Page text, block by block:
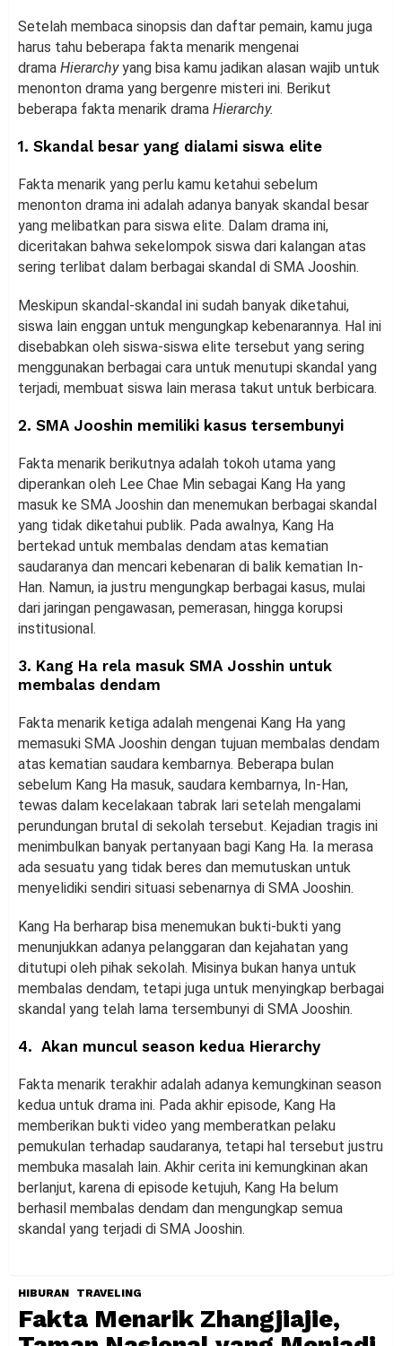
Setelah membaca sinopsis dan daftar pemain, kamu juga
harus tahu beberapa fakta menarik mengenai
drama Hierarchyyang bisa kamu jadikan alasan wajib untuk
menonton drama yang bergenre misteri ini. Berikut
beberapa fakta menarik drama Hierarchy.
1. Skandal besar yang dialami siswa elite
Fakta menarik yang perlu kamu ketahui sebelum
menonton drama ini adalah adanya banyak skandal besar
yang melibatkan para siswa elite. Dalam drama ini,
diceritakan bahwa sekelompok siswa dari kalangan atas
sering terlibat dalam berbagai skandal di SMA Jooshin.
Meskipun skandal-skandal ini sudah banyak diketahui,
siswa lain enggan untuk mengungkap kebenarannya. Hal ini
disebabkan oleh siswa-siswa elite tersebut yang sering
menggunakan berbagai cara untuk menutupi skandal yang
terjadi, membuat siswa lain merasa takut untuk berbicara.
2. SMA Jooshin memiliki kasus tersembunyi
Fakta menarik berikutnya adalah tokoh utama yang
diperankan oleh Lee Chae Min sebagai Kang Ha yang
masuk ke SMA Jooshin dan menemukan berbagai skandal
yang tidak diketahui publik. Pada awalnya, Kang Ha
bertekad untuk membalas dendam atas kematian
saudaranya dan mencari kebenaran di balik kematian In-
Han. Namun, ia justru mengungkap berbagai kasus, mulai
dari jaringan pengawasan, pemerasan, hingga korupsi
institusional.
3. Kang Ha rela masuk SMA Josshin untuk
membalas dendam
Fakta menarik ketiga adalah mengenai Kang Ha yang
memasuki SMA Jooshin dengan tujuan membalas dendam
atas kematian saudara kembarnya. Beberapa bulan
sebelum Kang Ha masuk, saudara kembarnya, In-Han,
tewas dalam kecelakaan tabrak lari setelah mengalami
perundungan brutal di sekolah tersebut. Kejadian tragis ini
menimbulkan banyak pertanyaan bagi Kang Ha. Ia merasa
ada sesuatu yang tidak beres dan memutuskan untuk
menyelidiki sendiri situasi sebenarnya di SMA Jooshin.
Kang Ha berharap bisa menemukan bukti-bukti yang
menunjukkan adanya pelanggaran dan kejahatan yang
ditutupi oleh pihak sekolah. Misinya bukan hanya untuk
membalas dendam, tetapi juga untuk menyingkap berbagai
skandal yang telah lama tersembunyi di SMA Jooshin.
4. Akan muncul season kedua Hierarchy
Fakta menarik terakhir adalah adanya kemungkinan season
kedua untuk drama ini. Pada akhir episode, Kang Ha
memberikan bukti video yang memberatkan pelaku
pemukulan terhadap saudaranya, tetapi hal tersebut justru
membuka masalah lain. Akhir cerita ini kemungkinan akan
berlanjut, karena di episode ketujuh, Kang Ha belum
berhasil membalas dendam dan mengungkap semua
skandal yang terjadi di SMA Jooshin.
HIBURAN TRAVELING
Fakta Menarik Zhangjiajie,